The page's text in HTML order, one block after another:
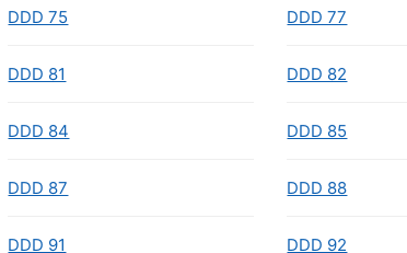
DDD 75 DDD 77
DDD 81 DDD 82
DDD 84 DDD 85
DDD 87 DDD 88
DDD 91 DDD 92